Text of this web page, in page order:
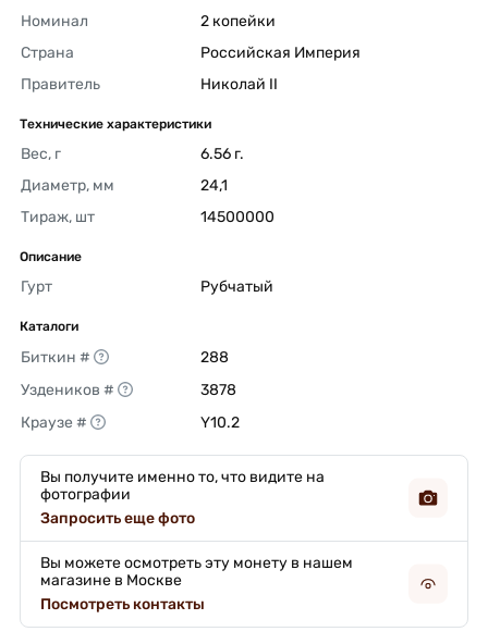
Номинал
2 копейки
Страна
Российская Империя
Правитель
Николай II
Технические характеристики
Вес, г
6.56 г.
Диаметр, мм
24,1
Тираж, шт
14500000
Описание
Гурт Рубчатый
Каталоги
Биткин #
288
Уздеников #
3878
Краузе #
Y10.2
Вы получите именно то, что видите на
фотографии
Запросить еще фото
Вы можете осмотреть эту монету в нашем
магазине в Москве
Посмотреть контакты